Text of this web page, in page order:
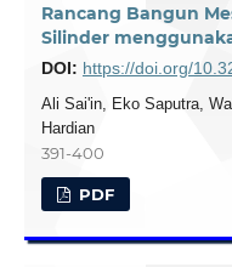
Rancang Bangun
Silinder
DOI: https://doi.org/
Ali Sai'in, Eko Saputra,
Hardian
391-400
PDF